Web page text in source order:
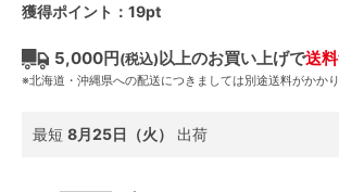
獲得ポイント：19pt
5,000円(税込)以上のお買い上げで送
※北海道・沖縄県への配送につきましては別途送料がかかり
最短 8月25日（火） 出荷